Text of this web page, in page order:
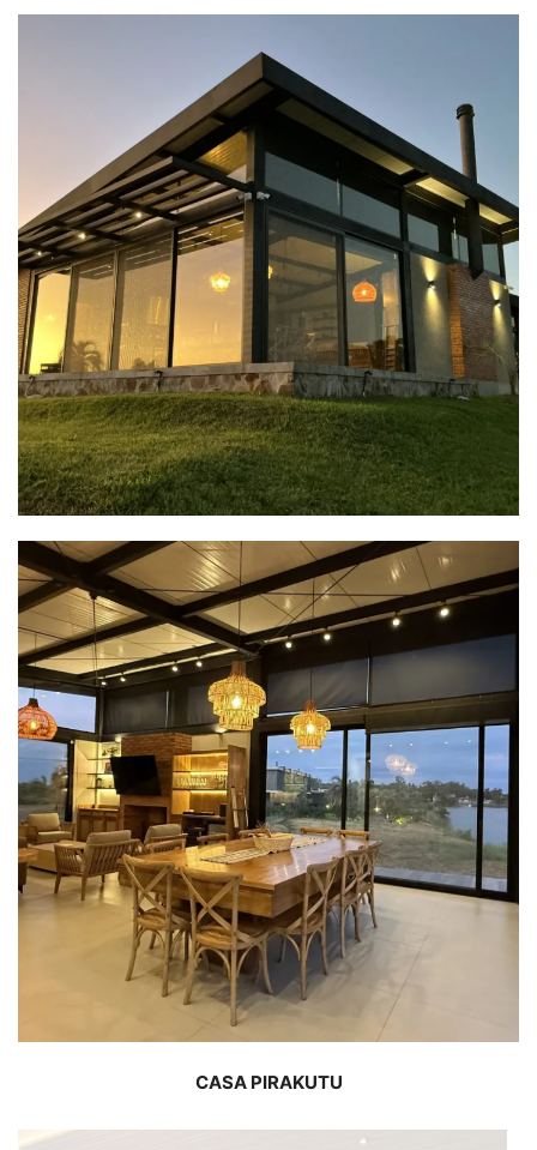
CASA PIRAKUTU